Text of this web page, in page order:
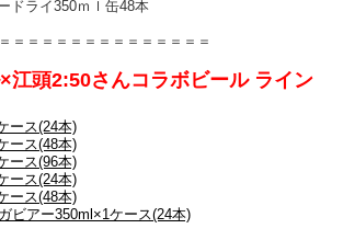
ドライ350ｍｌ缶48本
＝＝＝＝＝＝＝＝＝＝＝＝＝＝
江頭2:50さんコラボビール ライン
ース(24本)
ース(48本)
ース(96本)
ース(24本)
ース(48本)
ビアー350ml×1ケース(24本)